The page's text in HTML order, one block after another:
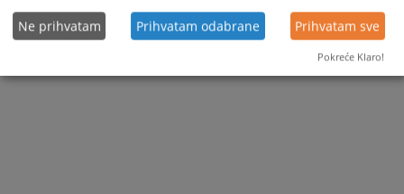
Ne prihvatam Prihvatam odabrane Prihvatam sve
Pokreće Klaro!